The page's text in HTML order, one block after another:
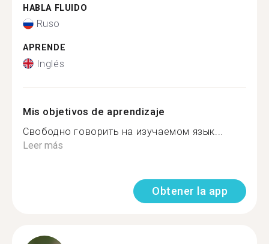
HABLA FLUIDO
Ruso
APRENDE
Inglés
Mis objetivos de aprendizaje
Свободно говорить на изучаемом язык...
Leer más
Obtener la app